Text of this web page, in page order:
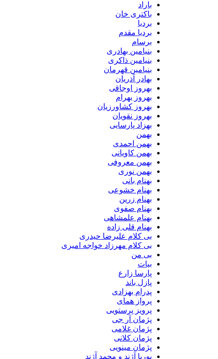
باکتری خان
بردیا مقدم
بنیامین بهادری
بنیامین ذاکری
بنیامین قهرمان
بهادر آذریان
بهروز اوجاقی
بهروز بهرام
بهروز کشاورزیان
بهروز نقویان
بهزاد پارسایی
بهمن احمدی
بهمن کاویانی
بهمن معروفی
بهمن نوری
بهنام بانی
بهنام خشوعی
بهنام زرین
بهنام صفوی
بهنام علمشاهی
بهنام قلی زاده
بی کلام علیرضا حیدری
بی کلام مهرزاد خواجه امیری
پارسا زارع
پازل باند
پدرام بهزادی
پرواز همای
پرویز پرستویی
پژمان آر جی
پژمان غلامی
پژمان کلانی
پژمان مینویی
پوریا آژند و محمد آژند